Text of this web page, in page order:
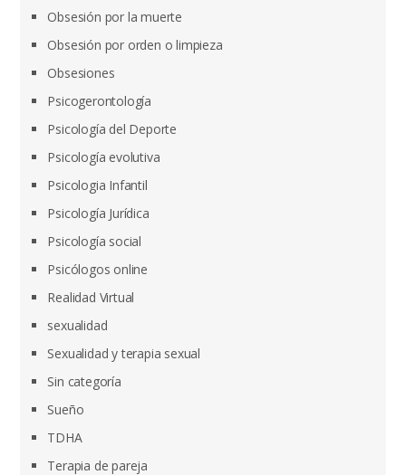
Obsesión por la muerte
Obsesión por orden o limpieza
Obsesiones
Psicogerontología
Psicología del Deporte
Psicología evolutiva
Psicologia Infantil
Psicología Jurídica
Psicología social
Psicólogos online
Realidad Virtual
sexualidad
Sexualidad y terapia sexual
Sin categoría
Sueño
TDHA
Terapia de pareja